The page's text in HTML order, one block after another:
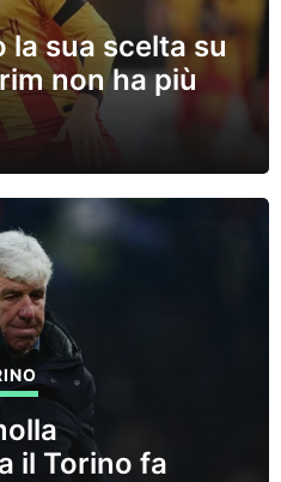
la sua scelta su
non ha più
il Torino fa